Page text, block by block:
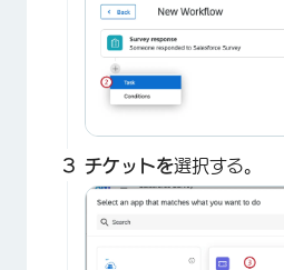
チケットを選択する。